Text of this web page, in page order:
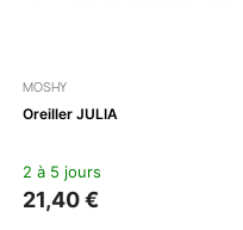
MOSHY
Oreiller JULIA
2 à 5 jours
21,40 €